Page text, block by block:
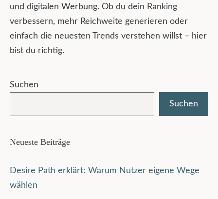
und digitalen Werbung. Ob du dein Ranking
verbessern, mehr Reichweite generieren oder
einfach die neuesten Trends verstehen willst – hier
bist du richtig.
Suchen
Suchen
Neueste Beiträge
Desire Path erklärt: Warum Nutzer eigene Wege
wählen